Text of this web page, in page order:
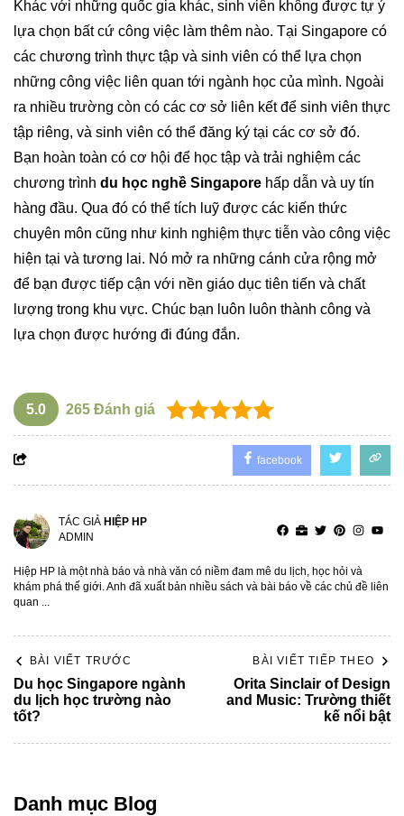
Khác với những quốc gia khác, sinh viên không được tự ý
lựa chọn bất cứ công việc làm thêm nào. Tại Singapore có
các chương trình thực tập và sinh viên có thể lựa chọn
những công việc liên quan tới ngành học của mình. Ngoài
ra nhiều trường còn có các cơ sở liên kết để sinh viên thực
tập riêng, và sinh viên có thể đăng ký tại các cơ sở đó.
Bạn hoàn toàn có cơ hội để học tập và trải nghiệm các
chương trình du học nghề Singapore hấp dẫn và uy tín
hàng đầu. Qua đó có thể tích luỹ được các kiến thức
chuyên môn cũng như kinh nghiệm thực tiễn vào công việc
hiện tại và tương lai. Nó mở ra những cánh cửa rộng mở
để bạn được tiếp cận với nền giáo dục tiên tiến và chất
lượng trong khu vực. Chúc bạn luôn luôn thành công và
lựa chọn được hướng đi đúng đắn.
5.0 265 Đánh giá
facebook
TÁC GIẢ HIỆP HP
ADMIN
Hiệp HP là một nhà báo và nhà văn có niềm đam mê du lịch, học hỏi và
khám phá thế giới. Anh đã xuất bản nhiều sách và bài báo về các chủ đề liên
quan ...
BÀI VIẾT TRƯỚC
Du học Singapore ngành
du lịch học trường nào
tốt?
BÀI VIẾT TIẾP THEO
Orita Sinclair of Design
and Music: Trường thiết
kế nổi bật
Danh mục Blog